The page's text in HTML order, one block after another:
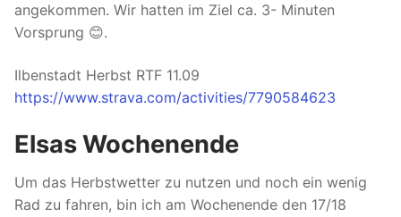
angekommen. Wir hatten im Ziel ca. 3- Minuten
Vorsprung 😊.
Ilbenstadt Herbst RTF 11.09
https://www.strava.com/activities/7790584623
Elsas Wochenende
Um das Herbstwetter zu nutzen und noch ein wenig
Rad zu fahren, bin ich am Wochenende den 17/18